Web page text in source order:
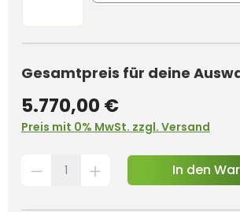
Gesamtpreis für deine
5.770,00 €
Preis mit 0% MwSt. zzgl. Versand
In den